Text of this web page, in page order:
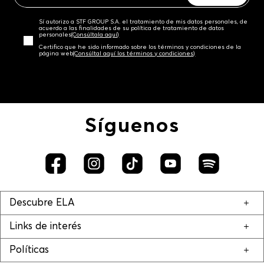
Sí autorizo a STF GROUP S.A. el tratamiento de mis datos personales, de
acuerdo a las finalidades de su política de tratamiento de datos
personales‎(Consúltala aquí)
Certifico que he sido informado sobre los términos y condiciones de la
página web‎(Consúltal aquí los términos y condiciones)
Síguenos
Descubre ELA
Links de interés
Políticas